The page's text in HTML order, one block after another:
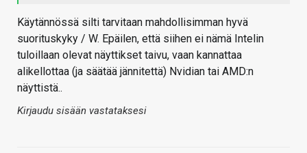
Käytännössä silti tarvitaan mahdollisimman hyvä
suorituskyky / W. Epäilen, että siihen ei nämä Intelin
tuloillaan olevat näyttikset taivu, vaan kannattaa
alikellottaa (ja säätää jännitettä) Nvidian tai AMD:n
näyttistä..
Kirjaudu sisään vastataksesi